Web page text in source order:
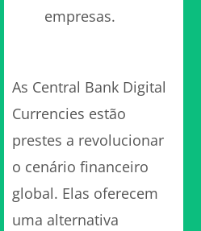
empresas.
As Central Bank Digital
Currencies estão
prestes a revolucionar
o cenário financeiro
global. Elas oferecem
uma alternativa